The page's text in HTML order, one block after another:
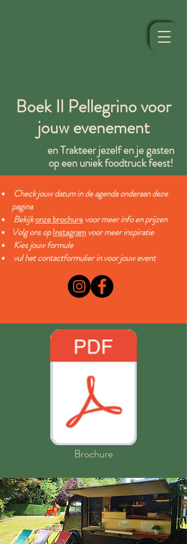
Boek Il Pellegrino voor
jouw evenement
en Trakteer jezelf en je gasten
op een uniek foodtruck feest!
Check jouw datum in de agenda onderaan deze
pagina
Bekijkonze brochurevoor meer info en prijzen
Volg ons opInstagramvoor meer inspiratie
Kies jouw formule
vul het contactformulier in voor jouw event
Brochure